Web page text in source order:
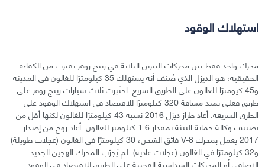
استهلاك الوقود
محرك واحد فقط بين محركات البنزين الثلاثة في رينج روفر يقترب من الكفاءة
الحقيقية، هو الديزل الذي صُنف أنه يستهلك 35 كيلومترًا للغالون في المدينة
و45 كيومترًا للغالون على الطريق السريع. اختُبرت ثلاث سيارات رينج روفر على
طريق فعلي يمتد مسافة 320 كيلومترًا للاقتصاد في استهلاك الوقود على
الطرق السريعة. أعاد طراز ديزل 2016 نسبة 43 كيلومترًا للغالون لكنها أقل من
تصنيف وكالة حماية البيئة بمقدار 1.6 كيلومتر للغالون. أعاد زوج من إصدار
2017 يعمل بمحرك V-8 فائق الشحن، 30 كيلومترًا في الغالون (عجلات طويلة)
و32 كيلومترًا في الغالون (عجلات عادية). لم يُجرّب المحرك الهجين الجديد
الإضافي أو المحركات السداسية الهجينة على الطريق للاقتصاد في الوقود.